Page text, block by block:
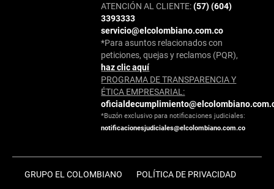
ATENCIÓN AL CLIENTE:(57) (604)
3393333
servicio@elcolombiano.com.co
*Para asuntos relacionados con
peticiones, quejas y reclamos (PQR),
haz clic aquí
PROGRAMA DE TRANSPARENCIA Y
ÉTICA EMPRESARIAL:
*Buzón exclusivo para notificaciones judiciales:
notificacionesjudiciales@elcolombiano.com.co
GRUPO EL COLOMBIANO POLÍTICA DE PRIVACIDAD